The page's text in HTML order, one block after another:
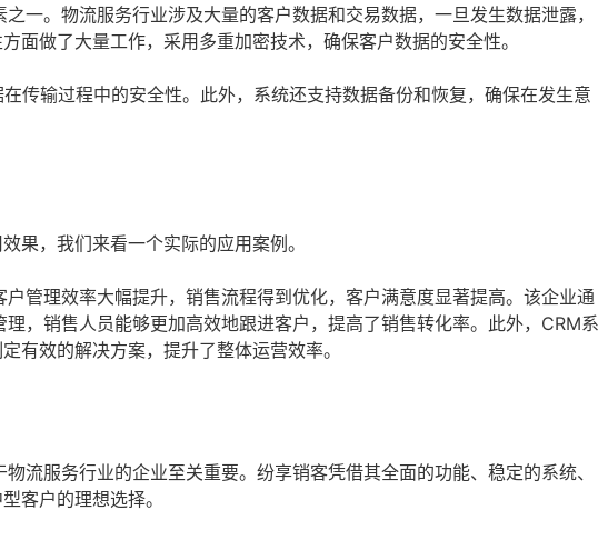
一。物流服务行业涉及大量的客户数据和交易数据，一旦发生数据泄露，
面做了大量工作，采用多重加密技术，确保客户数据的安全性。
传输过程中的安全性。此外，系统还支持数据备份和恢复，确保在发生意
果，我们来看一个实际的应用案例。
管理效率大幅提升，销售流程得到优化，客户满意度显著提高。该企业通
，销售人员能够更加高效地跟进客户，提高了销售转化率。此外，CRM系
有效的解决方案，提升了整体运营效率。
流服务行业的企业至关重要。纷享销客凭借其全面的功能、稳定的系统、
客户的理想选择。